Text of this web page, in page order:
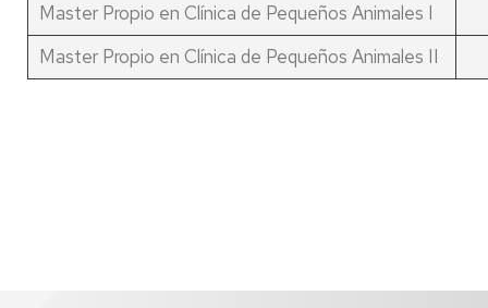
Master Propio en Clínica de Pequeños Animales I
Master Propio en Clínica de Pequeños Animales II